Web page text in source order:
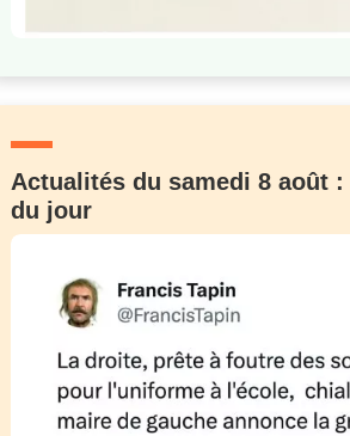
Actualités du samedi 8 août
du jour